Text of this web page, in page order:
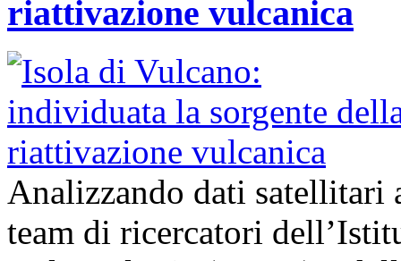
riattivazione vulcanica
Analizzando dati satellitari
team di ricercatori